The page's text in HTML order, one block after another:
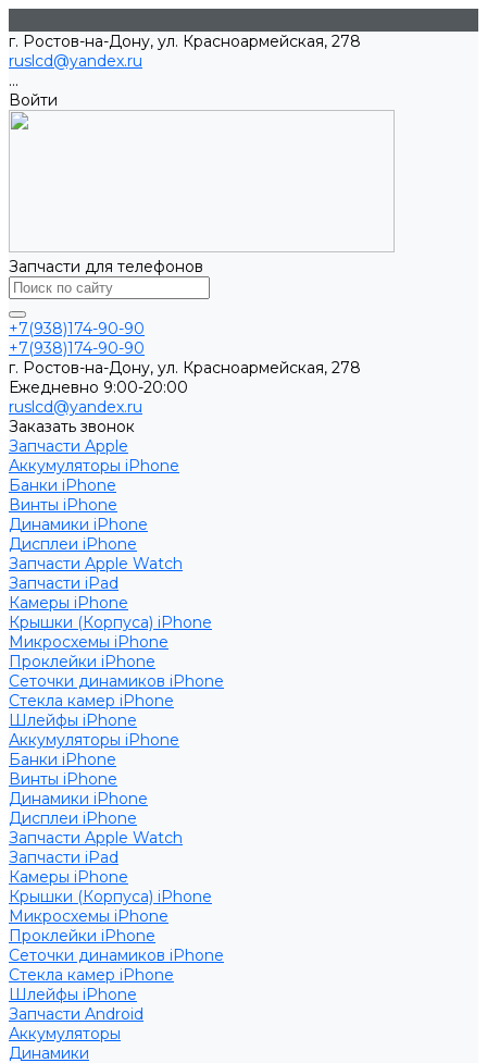
г. Ростов-на-Дону, ул. Красноармейская, 278
ruslcd@yandex.ru
...
Войти
Запчасти для телефонов
+7(938)174-90-90
+7(938)174-90-90
г. Ростов-на-Дону, ул. Красноармейская, 278
Ежедневно 9:00-20:00
ruslcd@yandex.ru
Заказать звонок
Запчасти Apple
Аккумуляторы iPhone
Банки iPhone
Винты iPhone
Динамики iPhone
Дисплеи iPhone
Запчасти Apple Watch
Запчасти iPad
Камеры iPhone
Крышки (Корпуса) iPhone
Микросхемы iPhone
Проклейки iPhone
Сеточки динамиков iPhone
Стекла камер iPhone
Шлейфы iPhone
Аккумуляторы iPhone
Банки iPhone
Винты iPhone
Динамики iPhone
Дисплеи iPhone
Запчасти Apple Watch
Запчасти iPad
Камеры iPhone
Крышки (Корпуса) iPhone
Микросхемы iPhone
Проклейки iPhone
Сеточки динамиков iPhone
Стекла камер iPhone
Шлейфы iPhone
Запчасти Android
Аккумуляторы
Динамики